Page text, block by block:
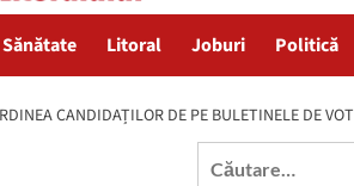
Sănătate Litoral Joburi Politică
CANDIDAȚILOR DE PE BULETINELE DE VOT
Caută